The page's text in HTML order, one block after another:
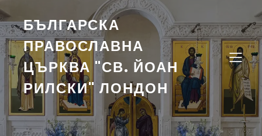
БЪЛГАРСКА
ПРАВОСЛАВНА
ЦЪРКВА "СВ. ЙОАН
РИЛСКИ" ЛОНДОН